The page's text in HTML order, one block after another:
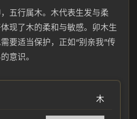
五行属木。木代表生发与柔
现了木的柔和与敏感。卯木生
要适当保护，正如“别亲我”传
意识。
木